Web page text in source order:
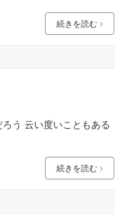
続きを読む
う 云い度いこともある
続きを読む